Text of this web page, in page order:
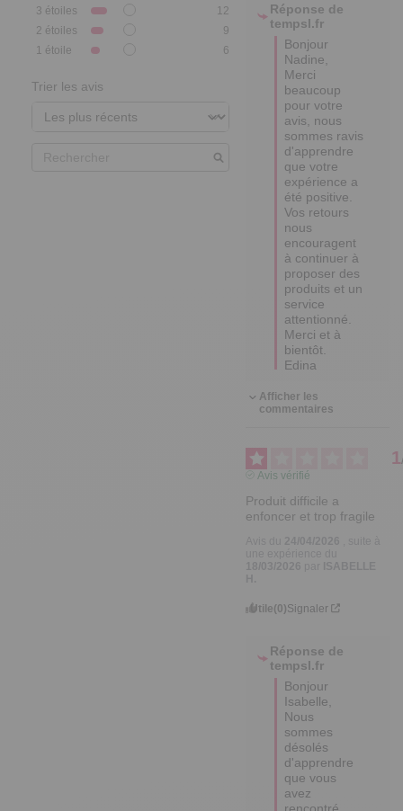
3 étoiles
12
2 étoiles
9
1 étoile 6
Trier les avis
Réponse de
tempsl.fr
Bonjour
Nadine,
Merci
beaucoup
pour votre
avis, nous
sommes ravis
d'apprendre
que votre
expérience a
été positive.
Vos retours
nous
encouragent
à continuer à
proposer des
produits et un
service
attentionné.
Merci et à
bientôt.
Edina
Afficher les
commentaires
1
Avis vérifié
Produit difficile a
enfoncer et trop fragile
Utile(0)Signaler
Réponse de
tempsl.fr
Bonjour
Isabelle,
Nous
sommes
désolés
d'apprendre
que vous
avez